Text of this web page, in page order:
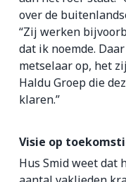
over de
“Zij werken
dat ik noemde.
metselaar op, het
Haldu Groep die
klaren.”
Visie op
Hus Smid weet dat